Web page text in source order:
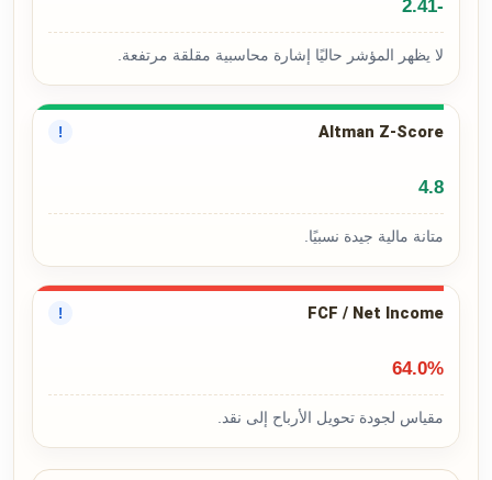
-2.41
لا يظهر المؤشر حاليًا إشارة محاسبية مقلقة مرتفعة.
Altman Z-Score
!
4.8
متانة مالية جيدة نسبيًا.
FCF / Net Income
!
64.0%
مقياس لجودة تحويل الأرباح إلى نقد.